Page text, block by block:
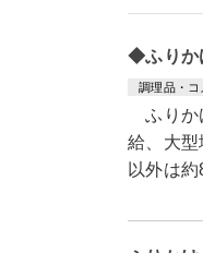
◆ふりか
調理品・
ふりか
給、大
以外は